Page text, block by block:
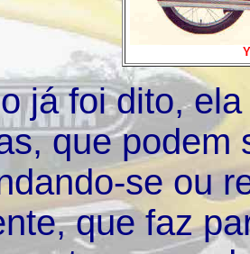
já foi dito,
que podem
se ou
que faz